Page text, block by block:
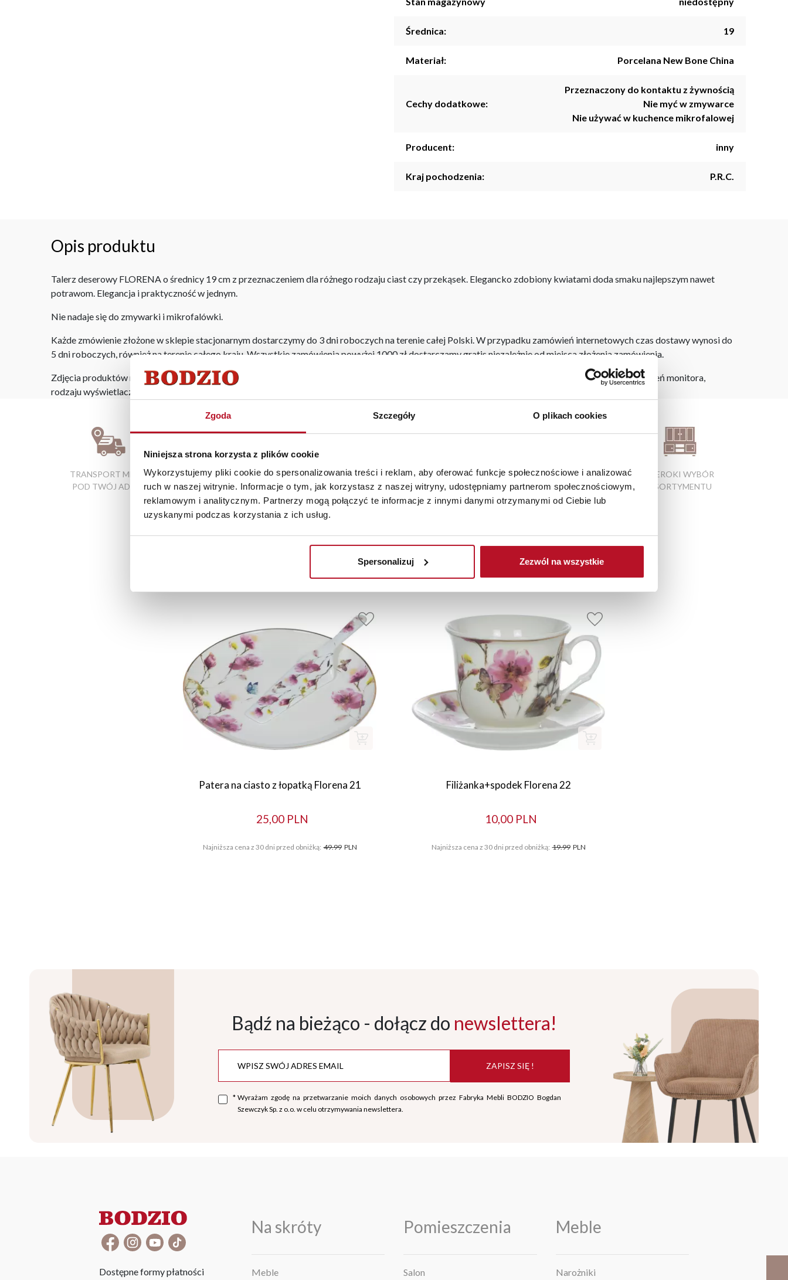
Zgoda Szczegóły O plikach cookies
Niniejsza strona korzysta z plików cookie
Wykorzystujemy pliki cookie do spersonalizowania treści i reklam, aby oferować funkcje społecznościowe i analizować
ruch w naszej witrynie. Informacje o tym, jak korzystasz z naszej witryny, udostępniamy partnerom społecznościowym,
reklamowym i analitycznym. Partnerzy mogą połączyć te informacje z innymi danymi otrzymanymi od Ciebie lub
uzyskanymi podczas korzystania z ich usług.
Spersonalizuj Zezwól na wszystkie
Średnica: 19
Materiał: Porcelana New Bone China
Cechy dodatkowe:
Przeznaczony do kontaktu z żywnością
Nie myć w zmywarce
Nie używać w kuchence mikrofalowej
Producent: inny
Kraj pochodzenia: P.R.C.
Opis produktu
Talerz deserowy FLORENA o średnicy 19 cm z przeznaczeniem dla różnego rodzaju ciast czy przekąsek. Elegancko zdobiony kwiatami doda smaku najlepszym nawet
potrawom. Elegancja i praktyczność w jednym.
Nie nadaje się do zmywarki i mikrofalówki.
Każde zmówienie złożone w sklepie stacjonarnym dostarczymy do 3 dni roboczych na terenie całej Polski. W przypadku zamówień internetowych czas dostawy wynosi do
5 dni roboczych, również na terenie całego kraju. Wszystkie zamówienia powyżej 1000 zł dostarczamy gratis niezależnie od miejsca złożenia zamówienia.
Zdjęcia produktów mają charakter poglądowy. Rzeczywiste kolory i struktura materiałów mogą różnić się od widocznych na ekranie, zależnie od ustawień monitora,
rodzaju wyświetlacza i oświetlenia.
TRANSPORT MEBLI
POD TWÓJ ADRES
RATY 0% W
SALONACH
FIRMOWYCH
BEZPIECZNE ZAKUPY
PRZEZ INTERNET
WYSOKA JAKOŚĆ
MATERIAŁÓW
ATRAKCYJNE CENY
PRODUKTÓW
SZEROKI WYBÓR
ASORTYMENTU
Produkty uzupełniające
Patera na ciasto z łopatką Florena 21
25,00 PLN
Najniższa cena z 30 dni przed obniżką: 49.99 PLN
Filiżanka+spodek Florena 22
10,00 PLN
Najniższa cena z 30 dni przed obniżką: 19.99 PLN
Bądź na bieżąco - dołącz do newslettera!
ZAPISZ SIĘ !
* Wyrażam zgodę na przetwarzanie moich danych osobowych przez Fabryka Mebli BODZIO Bogdan
Szewczyk Sp. z o.o. w celu otrzymywania newslettera.
Dostępne formy płatności
Na skróty
Meble
Pomieszczenia
Salon
Meble
Narożniki